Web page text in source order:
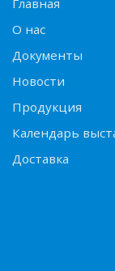
О нас
Документы
Новости
Продукция
Календарь
Доставка